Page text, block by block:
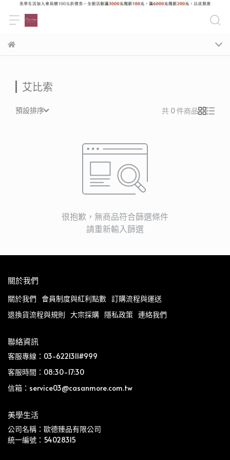
艾比索
預設排序 共 0 件商品
很抱歉，無商品符合篩選條件
請重新輸入篩選
關於我們
關於我們 會員制度與紅利點數 訂購流程與運送
退換貨流程與規則 大宗採購 隱私政策 連絡我們
聯絡資訊
客服專線：03-6221311#999
客服時間：08:30-17:30
信箱：service03@casanmore.com.tw
美學生活
公司名稱：歐德臻品有限公司
統一編號：54028315